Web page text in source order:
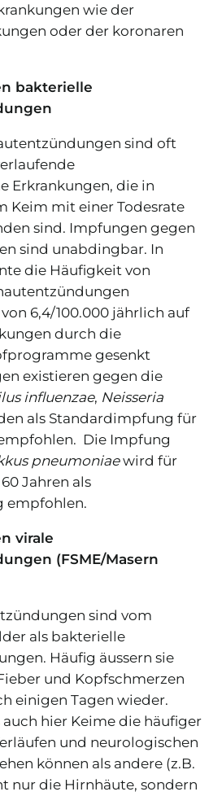
wie der
oder der koronaren
bakterielle
sind oft
Erkrankungen, die in
Keim mit einer Todesrate
sind. Impfungen gegen
sind unabdingbar. In
die Häufigkeit von
6,4/100.000 jährlich auf
durch die
gesenkt
existieren gegen die
influenzae, Neisseria
als Standardimpfung für
Die Impfung
pneumoniaewird für
Jahren als
empfohlen.
virale
(FSME/Masern
sind vom
als bakterielle
Häufig äussern sie
und Kopfschmerzen
einigen Tagen wieder.
hier Keime die häufiger
und neurologischen
können als andere (z.B.
nur die Hirnhäute, sondern